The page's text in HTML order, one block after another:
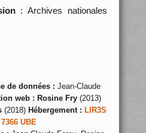
: Archives nationales
de données : Jean-Claude
web : Rosine Fry(2013)
(2018) Hébergement : LIR3S
UBE